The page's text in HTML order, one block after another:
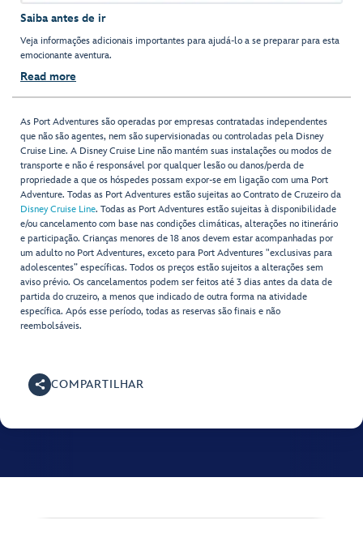
Saiba antes de ir
Veja informações adicionais importantes para ajudá-lo a se preparar para esta
emocionante aventura.
Read more
As Port Adventures são operadas por empresas contratadas independentes
que não são agentes, nem são supervisionadas ou controladas pela Disney
Cruise Line. A Disney Cruise Line não mantém suas instalações ou modos de
transporte e não é responsável por qualquer lesão ou danos/perda de
propriedade a que os hóspedes possam expor-se em ligação com uma Port
Adventure. Todas as Port Adventures estão sujeitas ao Contrato de Cruzeiro da
Disney Cruise Line. Todas as Port Adventures estão sujeitas à disponibilidade
e/ou cancelamento com base nas condições climáticas, alterações no itinerário
e participação. Crianças menores de 18 anos devem estar acompanhadas por
um adulto no Port Adventures, exceto para Port Adventures "exclusivas para
adolescentes” específicas. Todos os preços estão sujeitos a alterações sem
aviso prévio. Os cancelamentos podem ser feitos até 3 dias antes da data de
partida do cruzeiro, a menos que indicado de outra forma na atividade
específica. Após esse período, todas as reservas são finais e não
reembolsáveis.
COMPARTILHAR